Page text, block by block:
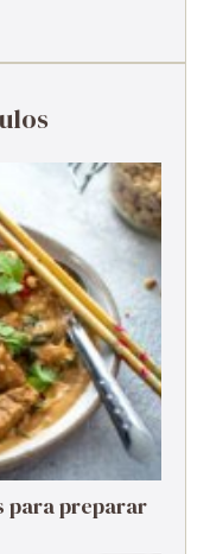
para preparar